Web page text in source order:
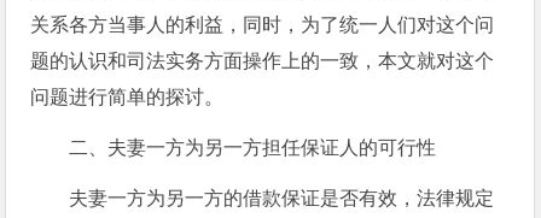
关系各方当事人的利益，同时，为了统一人们对这个问
题的认识和司法实务方面操作上的一致，本文就对这个
问题进行简单的探讨。
二、夫妻一方为另一方担任保证人的可行性
夫妻一方为另一方的借款保证是否有效，法律规定